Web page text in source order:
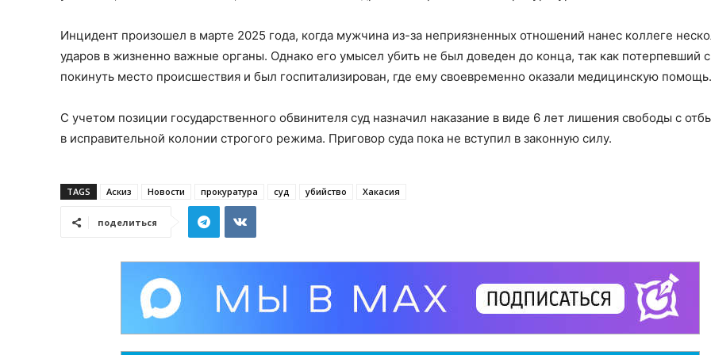
Инцидент произошел в марте 2025 года, когда мужчина из-за неприязненных отношений нанес коллеге
ударов в жизненно важные органы. Однако его умысел убить не был доведен до конца, так как потерпевший
покинуть место происшествия и был госпитализирован, где ему своевременно оказали медицинскую помощь.
С учетом позиции государственного обвинителя суд назначил наказание в виде 6 лет лишения свободы с
в исправительной колонии строгого режима. Приговор суда пока не вступил в законную силу.
TAGS Аскиз Новости прокуратура суд убийство Хакасия
поделиться